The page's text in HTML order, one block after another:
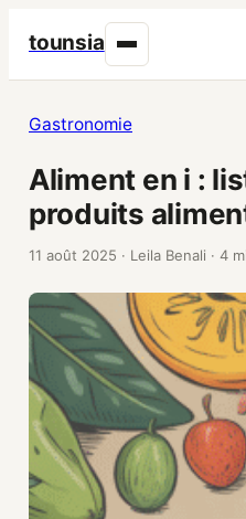
tounsia
Gastronomie
Aliment en i :
produits
11 août 2025 · Leila Benali · 4